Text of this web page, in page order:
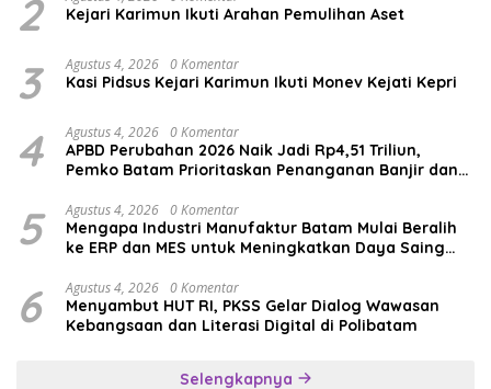
2 Kejari Karimun Ikuti Arahan Pemulihan Aset
3 Agustus 4, 2026 0 Komentar
Kasi Pidsus Kejari Karimun Ikuti Monev Kejati Kepri
4 Agustus 4, 2026 0 Komentar
APBD Perubahan 2026 Naik Jadi Rp4,51 Triliun,
Pemko Batam Prioritaskan Penanganan Banjir dan
5 Agustus 4, 2026 0 Komentar
Mengapa Industri Manufaktur Batam Mulai Beralih
ke ERP dan MES untuk Meningkatkan Daya Saing
6 Agustus 4, 2026 0 Komentar
Menyambut HUT RI, PKSS Gelar Dialog Wawasan
Kebangsaan dan Literasi Digital di Polibatam
Selengkapnya